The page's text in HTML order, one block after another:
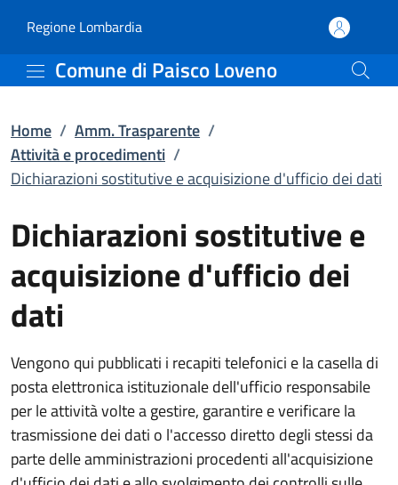
Dichiarazioni
Regione Lombardia(apre in un'altra scheda).
Comune di Paisco Loveno
Home / Amm. Trasparente /
Attività e procedimenti /
Dichiarazioni sostitutive e acquisizione d'ufficio dei dati
Dichiarazioni sostitutive e
acquisizione d'ufficio dei
dati
Vengono qui pubblicati i recapiti telefonici e la casella di
posta elettronica istituzionale dell'ufficio responsabile
per le attività volte a gestire, garantire e verificare la
trasmissione dei dati o l'accesso diretto degli stessi da
parte delle amministrazioni procedenti all'acquisizione